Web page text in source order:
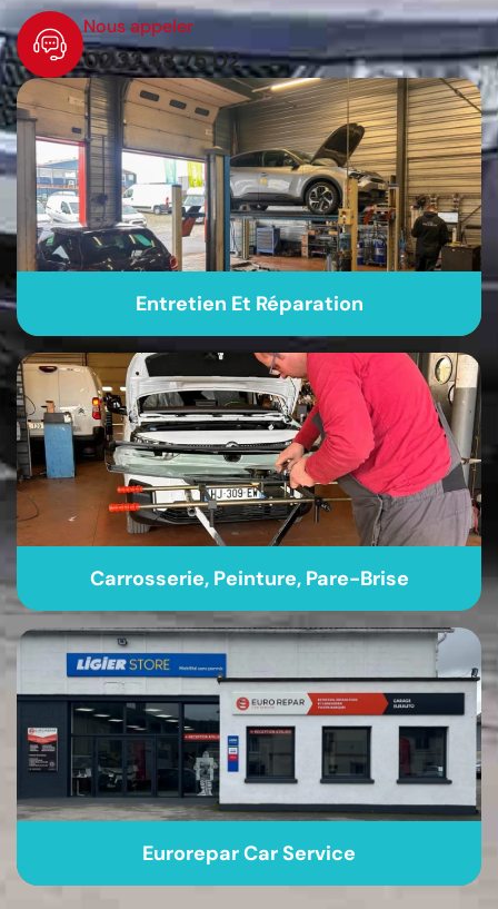
Nous appeler
02 32 43 75 02
Entretien Et Réparation
Carrosserie, Peinture, Pare-Brise
Eurorepar Car Service